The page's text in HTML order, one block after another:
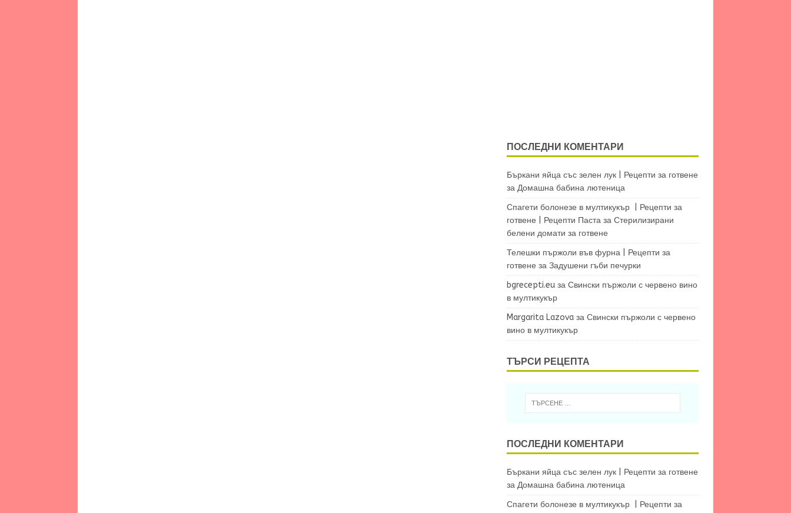
ПОСЛЕДНИ КОМЕНТАРИ
Бъркани яйца със зелен лук | Рецепти за готвене
за Домашна бабина лютеница
Спагети болонезе в мултикукър | Рецепти за
готвене | Рецепти Пастаза Стерилизирани
белени домати за готвене
Телешки пържоли във фурна | Рецепти за
готвене за Задушени гъби печурки
bgrecepti.euза Свински пържоли с червено вино
в мултикукър
Margarita Lazovaза Свински пържоли с червено
вино в мултикукър
ТЪРСИ РЕЦЕПТА
ПОСЛЕДНИ КОМЕНТАРИ
Бъркани яйца със зелен лук | Рецепти за готвене
за Домашна бабина лютеница
Спагети болонезе в мултикукър | Рецепти за